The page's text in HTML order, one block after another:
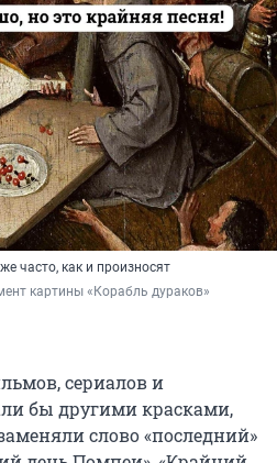
часто, как и произносят
картины «Корабль дураков»
сериалов и
бы другими красками,
слово «последний»